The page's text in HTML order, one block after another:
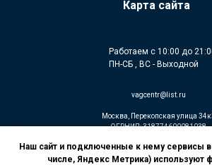
Москва, Перекопская улица
ОГРНИП: 318774600081038
vagcentr@list.ru
© Установка дополнительного
Работаем с 10:00 до
ПН-СБ , ВС - Выходной
Карта сайта
Наш сайт и подключенные к нему сервисы
числе, Яндекс Метрика) используют